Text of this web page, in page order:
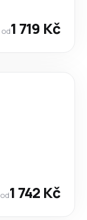
od1 719 Kč
od1 742 Kč